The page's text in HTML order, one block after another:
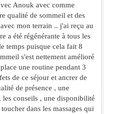
Anouk avec comme
qualité de sommeil et des
mon terrain .. j'ai reçu au
a été régénérante à tous les
temps puisque cela fait 8
s'est nettement amélioré
une routine pendant 3
de ce séjour et ancrer de
de présence , une
les conseils , une disponibilité
dans les massages qui